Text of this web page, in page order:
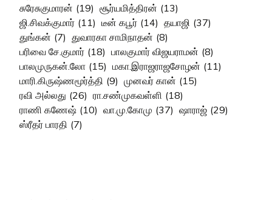
சுரேசுகுமாரன் (19) சூர்யமித்திரன் (13)
ஜி.சிவக்குமார் (11) டீன் கபூர் (14) தயாஜி (37)
துங்கன் (7) துவாரகா சாமிநாதன் (8)
பரிவை சே.குமார் (18) பாலகுமார் விஜயராமன் (8)
பாலமுருகன்.லோ (15) மகா.இராஜராஜசோழன் (11)
மாரி.கிருஷ்ணமூர்த்தி (9) முனவர் கான் (15)
ரவி அல்லது (26) ரா.சண்முகவள்ளி (18)
ராணி கணேஷ் (10) வா.மு.கோமு (37) ஷாராஜ் (29)
ஸ்ரீதர் பாரதி (7)